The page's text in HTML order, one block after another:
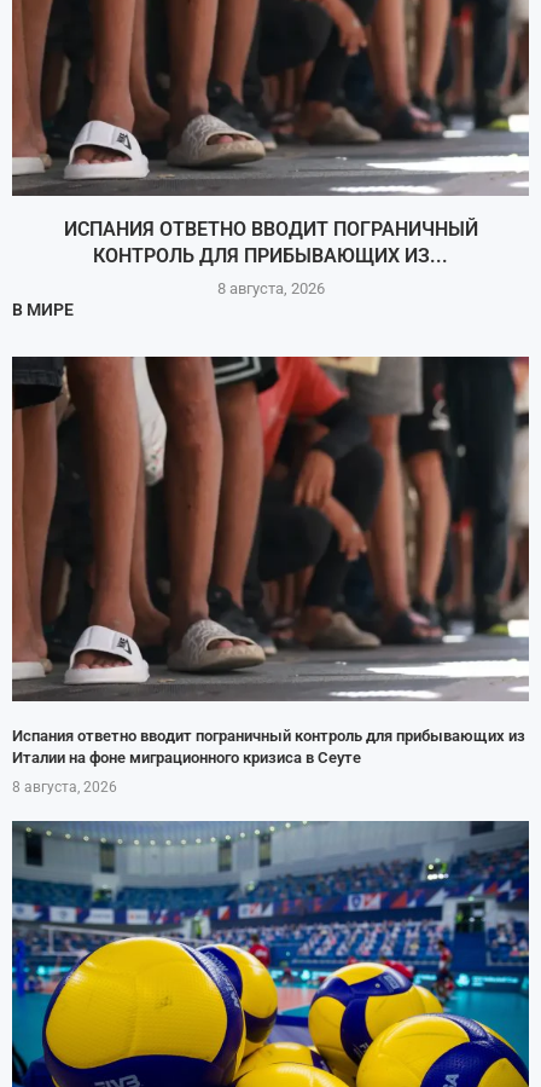
ИСПАНИЯ ОТВЕТНО ВВОДИТ ПОГРАНИЧНЫЙ
КОНТРОЛЬ ДЛЯ ПРИБЫВАЮЩИХ ИЗ...
8 августа, 2026
В МИРЕ
Испания ответно вводит пограничный контроль для прибывающих из
Италии на фоне миграционного кризиса в Сеуте
8 августа, 2026